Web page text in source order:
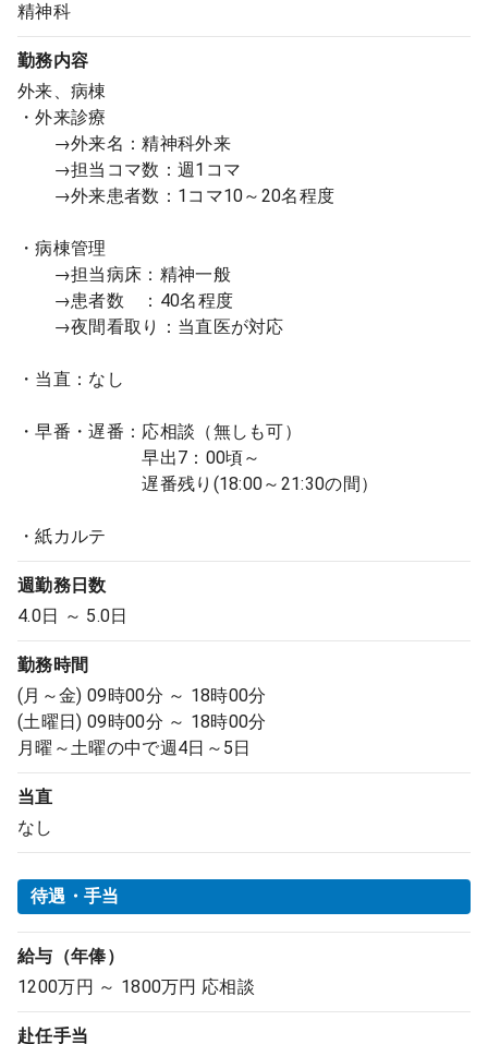
精神科
勤務内容
外来、病棟
・外来診療
→外来名：精神科外来
→担当コマ数：週1コマ
→外来患者数：1コマ10～20名程度
・病棟管理
→担当病床：精神一般
→患者数 ：40名程度
→夜間看取り：当直医が対応
・当直：なし
・早番・遅番：応相談（無しも可）
早出7：00頃～
遅番残り(18:00～21:30の間）
・紙カルテ
週勤務日数
4.0日 ～ 5.0日
勤務時間
(月～金) 09時00分 ～ 18時00分
(土曜日) 09時00分 ～ 18時00分
月曜～土曜の中で週4日～5日
当直
なし
待遇・手当
給与（年俸）
1200万円 ～ 1800万円 応相談
赴任手当